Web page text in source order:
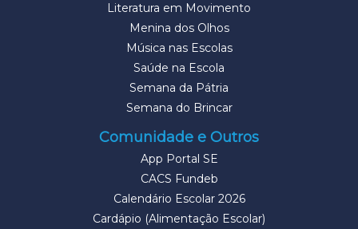
Literatura em Movimento
Menina dos Olhos
Música nas Escolas
Saúde na Escola
Semana da Pátria
Semana do Brincar
Comunidade e Outros
App Portal SE
CACS Fundeb
Calendário Escolar 2026
Cardápio (Alimentação Escolar)